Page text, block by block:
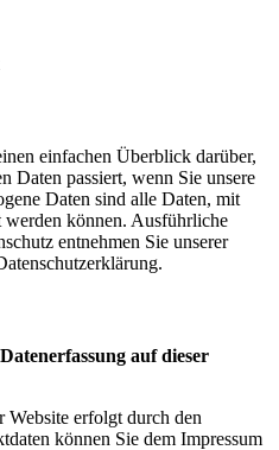
einfachen Überblick darüber,
Daten passiert, wenn Sie unsere
Daten sind alle Daten, mit
können. Ausführliche
entnehmen Sie unserer
auf dieser
Website erfolgt durch den
können Sie dem Impressum